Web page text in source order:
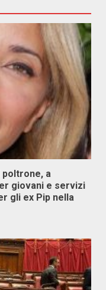
poltrone, a
giovani e servizi
gli ex Pip nella